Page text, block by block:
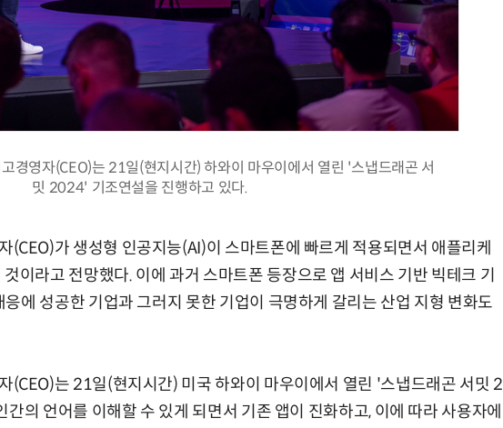
경영자(CEO)는 21일(현지시간) 하와이 마우이에서 열린 '스냅드래곤 서
밋 2024' 기조연설을 진행하고 있다.
(CEO)가 생성형 인공지능(AI)이 스마트폰에 빠르게 적용되면서 애플리케
이라고 전망했다. 이에 과거 스마트폰 등장으로 앱 서비스 기반 빅테크 기
에 성공한 기업과 그러지 못한 기업이 극명하게 갈리는 산업 지형 변화도
(CEO)는 21일(현지시간) 미국 하와이 마우이에서 열린 '스냅드래곤 서밋 2
의 언어를 이해할 수 있게 되면서 기존 앱이 진화하고, 이에 따라 사용자에